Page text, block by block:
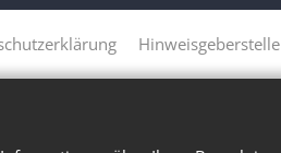
Hinweisgeberstelle